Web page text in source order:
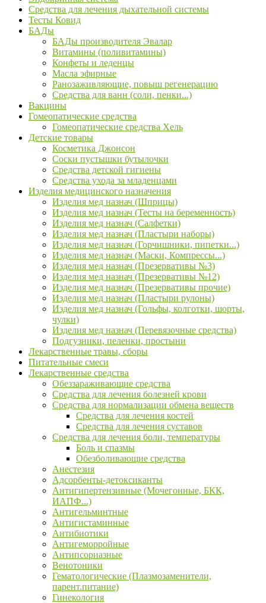
Средства для лечения дыхательной системы
Тесты Ковид
БАДы
БАДы производителя Эвалар
Витамины (поливитамины)
Конфеты и леденцы
Масла эфирные
Ранозаживляющие, повыш регенерацию
Средства для ванн (соли, пенки...)
Вакцины
Гомеопатические средства
Гомеопатические средства Хель
Детские товары
Косметика Джонсон
Соски пустышки бутылочки
Средства детской гигиены
Средства ухода за младенцами
Изделия медицинского назначения
Изделия мед назнач (Шприцы)
Изделия мед назнач (Тесты на беременность)
Изделия мед назнач (Салфетки)
Изделия мед назнач (Пластыри наборы)
Изделия мед назнач (Горчишники, пипетки...)
Изделия мед назнач (Маски, Компрессы...)
Изделия мед назнач (Презервативы №3)
Изделия мед назнач (Презервативы №12)
Изделия мед назнач (Презервативы прочие)
Изделия мед назнач (Пластыри рулоны)
Изделия мед назнач (Гольфы, колготки, шорты,
чулки)
Изделия мед назнач (Перевязочные средства)
Подгузники, пеленки, простыни
Лекарственные травы, сборы
Питательные смеси
Лекарственные средства
Обеззараживающие средства
Средства для лечения болезней крови
Средства для нормализации обмена веществ
Средства для лечения костей
Средства для лечения суставов
Средства для лечения боли, температуры
Боль и спазмы
Обезболивающие средства
Анестезия
Адсорбенты-детоксиканты
Антигипертензивные (Мочегонные, БКК,
ИАПФ...)
Антигельминтные
Антигистаминные
Антибиотики
Антигеморройные
Антипсориазные
Венотоники
Гематологические (Плазмозаменители,
парент.питание)
Гинекология